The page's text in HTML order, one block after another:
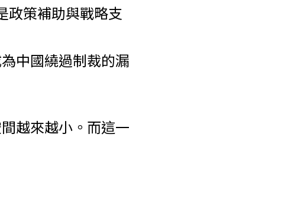
政策補助與戰略支
中國繞過制裁的漏
越來越小。而這一